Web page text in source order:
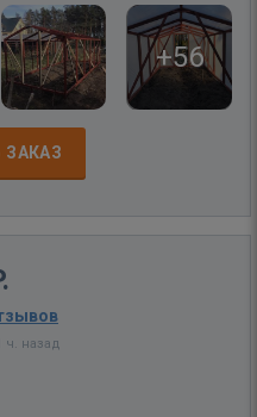
+56
ЗАКАЗ
ч. назад